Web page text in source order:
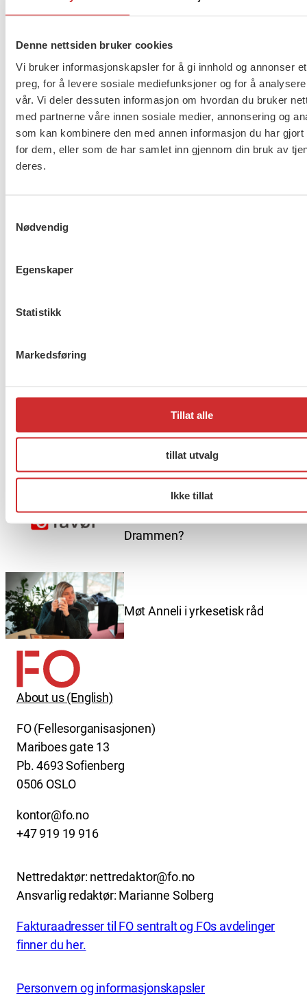
Denne nettsiden bruker cookies
Vi bruker informasjonskapsler for å gi innhold og annonser
preg, for å levere sosiale mediefunksjoner og for å
vår. Vi deler dessuten informasjon om hvordan du bruker
med partnerne våre innen sosiale medier, annonsering og
som kan kombinere den med annen informasjon du har gjort
for dem, eller som de har samlet inn gjennom din bruk av
deres.
Nødvendig
Egenskaper
Statistikk
Markedsføring
Tillat alle
tillat utvalg
Ikke tillat
på mye engasjement rundt ny organiseringsmodell
for FO.
Hun oppfordrer avdelingene til å løfte debatten så
Endelig innstilling fra landsstyret vil vedtas i oktober
november.
Flere saker
Taushetsplikt og personvern
Drammen?
Møt Anneli i yrkesetisk råd
About us (English)
FO (Fellesorganisasjonen)
Mariboes gate 13
Pb. 4693 Sofienberg
0506 OSLO
kontor@fo.no
+47 919 19 916
Nettredaktør: nettredaktor@fo.no
Ansvarlig redaktør: Marianne Solberg
Fakturaadresser til FO sentralt og FOs avdelinger
finner du her.
Personvern og informasjonskapsler